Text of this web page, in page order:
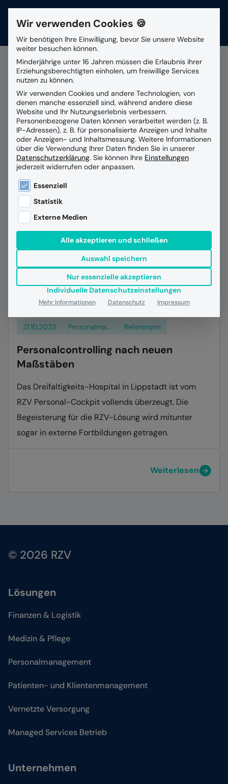
Suchfeld
Suchen
Alle Beiträge mit dem
SchlagwortRZV.Personal-
Cockpit
21.10.2023 Personalmanagement Referenzen
Personalcontrolling nach neuen
Maßstäben
Das Dreifaltigkeits-Hospital in Lippstadt ist vom
RZV Personal-Cockpit vollends überzeugt. Die
Begeisterung für die RZV-Lösung wird mitunter
sogar in externe Fortbildungen getragen.
Weiterlesen
© 2026 RZV
Lösungen
Finanzen & Logistik
Medizin & Pflege
Personalmanagement
Patienten- und Klientenmanagement
Vernetzte Versorgung
Managed Services Betrieb
Unternehmen
Wir verwenden Cookies 🍪
Wir benötigen Ihre Einwilligung, bevor Sie unsere Website
weiter besuchen können.
Minderjährige unter 16 Jahren müssen die Erlaubnis ihrer
Erziehungsberechtigten einholen, um freiwillige Services
nutzen zu können.
Wir verwenden Cookies und andere Technologien, von
denen manche essenziell sind, während andere diese
Website und Ihr Nutzungserlebnis verbessern.
Personenbezogene Daten können verarbeitet werden (z. B.
IP-Adressen), z. B. für personalisierte Anzeigen und Inhalte
oder Anzeigen- und Inhaltsmessung. Weitere Informationen
über die Verwendung Ihrer Daten finden Sie in unserer
Datenschutzerklärung. Sie können Ihre Einstellungen
jederzeit widerrufen oder anpassen.
Es folgt eine Liste der Service-Gruppen, für die
Essenziell
Statistik
Externe Medien
Alle akzeptieren und schließen
Auswahl speichern
Nur essenzielle akzeptieren
Individuelle Datenschutzeinstellungen
Mehr Informationen Datenschutz Impressum